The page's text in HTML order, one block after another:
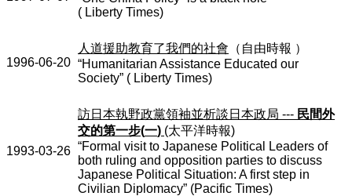
( Liberty Times)
1996-06-20
人道援助教育了我們的社會 （自由時報 ）
“Humanitarian Assistance Educated our
Society” ( Liberty Times)
1993-03-26
訪日本執野政黨領袖並析談日本政局 --- 民間外
交的第一步(一) (太平洋時報)
“Formal visit to Japanese Political Leaders of
both ruling and opposition parties to discuss
Japanese Political Situation: A first step in
Civilian Diplomacy” (Pacific Times)